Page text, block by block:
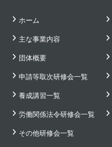
ホーム
主な事業内容
団体概要
申請等取次研修会一覧
養成講習一覧
労働関係法令研修会一覧
その他研修会一覧